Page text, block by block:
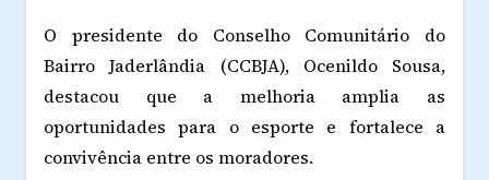
O presidente do Conselho Comunitário do
Bairro Jaderlândia (CCBJA), Ocenildo Sousa,
destacou que a melhoria amplia as
oportunidades para o esporte e fortalece a
convivência entre os moradores.